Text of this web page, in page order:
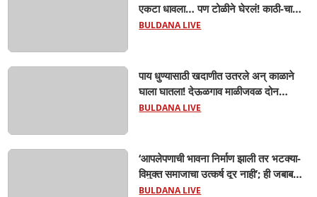
एकटा धावला… पण टोळीने घेरलं! काठी-चाकूचे
सपासप वार; ५२ वर्षीय शेतकऱ्याचा दुर्दैवी अंत!
BULDANA LIVE
पाय धुण्यासाठी खदाणीत उतरले अन् काळाने
घाला घातला! देऊळगाव माळीजवळ दोन
चिमुकल्यांचा बुडून दुर्दैवी मृत्यू; कोराडी प्रकल्प
BULDANA LIVE
‘आपलेपणाची भावना निर्माण झाली तर भटक्या-
विमुक्त समाजाचा उत्कर्ष दूर नाही’; ही जबाबदारी
केवळ सरकारची नाही,आपल्या सर्वांची !
BULDANA LIVE